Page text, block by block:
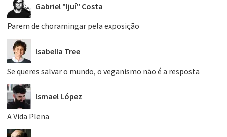
Gabriel "Ijuí" Costa
Parem de choramingar pela exposição
Isabella Tree
Se queres salvar o mundo, o veganismo não é a resposta
Ismael López
A Vida Plena